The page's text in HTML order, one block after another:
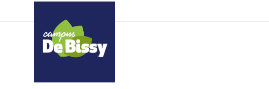
zqzdeksitl nfgvkexdwr